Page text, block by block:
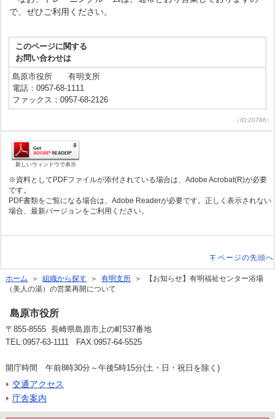
で、ぜひご利用ください。
このページに関する
お問い合わせは
島原市役所 有明支所
電話：0957-68-1111
ファックス：0957-68-2126
（ID:20786）
新しいウィンドウで表示
※資料としてPDFファイルが添付されている場合は、Adobe Acrobat(R)が必要
です。
PDF書類をご覧になる場合は、Adobe Readerが必要です。正しく表示されない
場合、最新バージョンをご利用ください。
ページの先頭へ
ホーム ＞組織から探す ＞有明支所 ＞ 【お知らせ】有明福祉センター浴場
（美人の湯）の営業再開について
島原市役所
〒855-8555 長崎県島原市上の町537番地
TEL:0957-63-1111 FAX:0957-64-5525
開庁時間 午前8時30分～午後5時15分(土・日・祝日を除く)
交通アクセス
庁舎案内